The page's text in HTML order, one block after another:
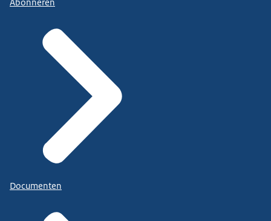
Abonneren
Documenten